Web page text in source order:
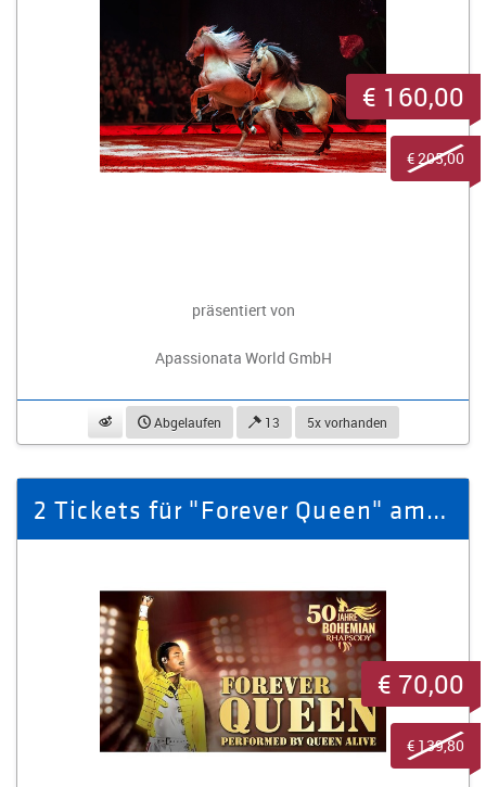
präsentiert von
Apassionata World GmbH
beobachtenAbgelaufen 13 5x vorhanden
€ 160,00
€ 205,00
2 Tickets für "Forever Queen" am 16.10.2026 in Zwickau
€ 70,00
€ 139,80